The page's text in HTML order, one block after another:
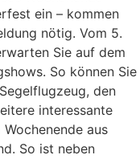
ein – kommen
nötig. Vom 5.
Sie auf dem
So können Sie
den
interessante
aus
So ist neben